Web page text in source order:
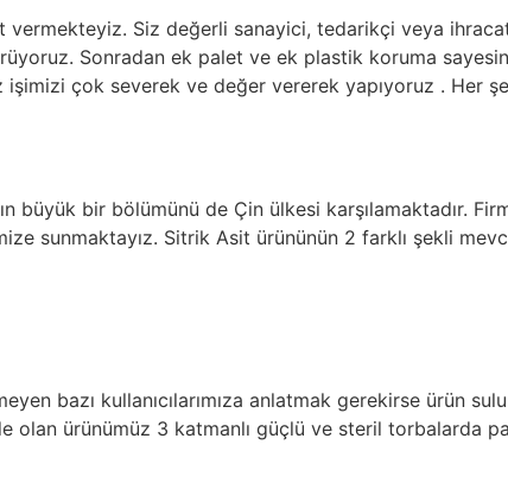
Siz değerli sanayici, tedarikçi veya
Sonradan ek palet ve ek plastik koruma
çok severek ve değer vererek yapıyoruz . Her
büyük bir bölümünü de Çin ülkesi karşılamaktadır.
sunmaktayız. Sitrik Asit ürününün 2 farklı şekli
bazı kullanıcılarımıza anlatmak gerekirse ürün
olan ürünümüz 3 katmanlı güçlü ve steril torbalarda